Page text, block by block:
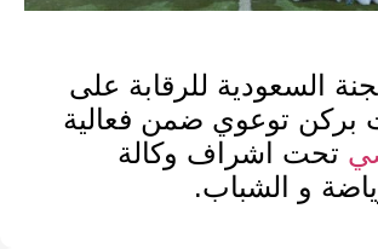
السعودية للرقابة على
بركن توعوي ضمن فعالية
تحت اشراف وكالة
و الشباب.